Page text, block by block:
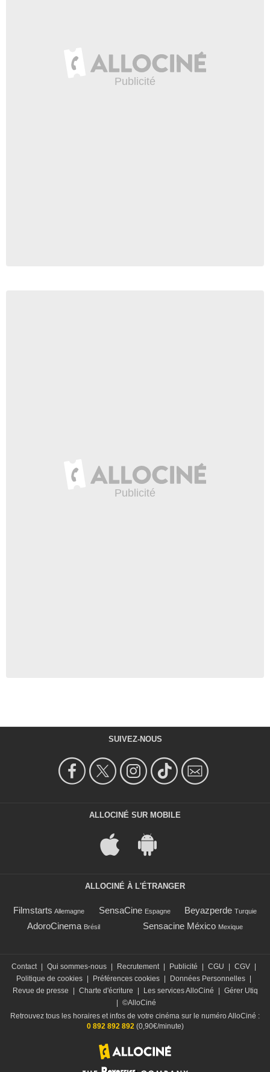
SUIVEZ-NOUS
ALLOCINÉ SUR MOBILE
ALLOCINÉ À L'ÉTRANGER
Filmstarts Allemagne SensaCine Espagne Beyazperde Turquie
AdoroCinema Brésil Sensacine México Mexique
Contact Qui sommes-nous Recrutement Publicité CGU CGV
Politique de cookies
Préférences cookies Données Personnelles
Revue de presse
Charte d'écriture Les services AlloCiné
Gérer Utiq
©AlloCiné
Retrouvez tous les horaires et infos de votre cinéma sur le numéro AlloCiné :
0 892 892 892(0,90€/minute)